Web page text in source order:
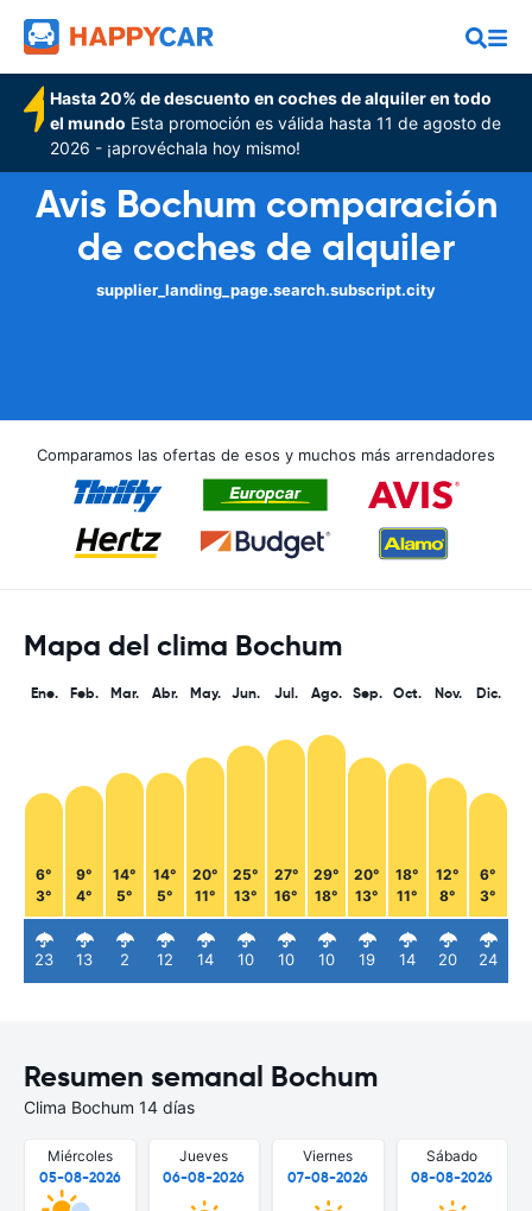
Hasta 20% de descuento en coches de alquiler en todo
el mundo Esta promoción es válida hasta 11 de agosto de
2026 - ¡aprovéchala hoy mismo!
Avis Bochum comparación
de coches de alquiler
supplier_landing_page.search.subscript.city
Comparamos las ofertas de esos y muchos más arrendadores
Mapa del clima Bochum
Ene.
6°
3°
23
Feb.
9°
4°
13
Mar.
14°
5°
2
Abr.
14°
5°
12
May.
20°
11°
14
Jun.
25°
13°
10
Jul.
27°
16°
10
Ago.
29°
18°
10
Sep.
20°
13°
19
Oct.
18°
11°
14
Nov.
12°
8°
20
Dic.
6°
3°
24
Resumen semanal Bochum
Clima Bochum 14 días
Miércoles
05-08-2026
Jueves
06-08-2026
Viernes
07-08-2026
Sábado
08-08-2026